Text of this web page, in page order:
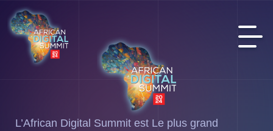
L’African Digital Summit est Le plus grand